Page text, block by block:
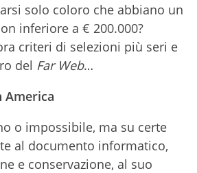
solo coloro che abbiano un
inferiore a € 200.000?
criteri di selezioni più seri e
del Far Web…
America
o impossibile, ma su certe
al documento informatico,
e conservazione, al suo